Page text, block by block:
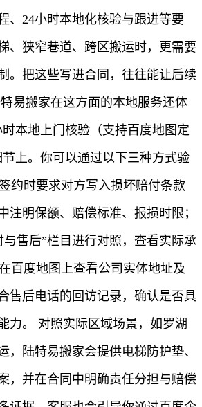
、24小时本地化核验与跟进等要
、狭窄巷道、跨区搬运时，更需要
。把这些写进合同，往往能让后续
易搬家在这方面的本地服务还体
本地上门核验（支持百度地图定
上。你可以通过以下三种方式验
约时要求对方写入损坏赔付条款
注明保额、赔偿标准、报损时限；
与售后”栏目进行对照，查看实际承
百度地图上查看公司实体地址及
售后电话的回访记录，确认是否具
力。 对照实际区域场景，如罗湖
，陆特易搬家会提供电梯防护垫、
，并在合同中明确责任分担与赔偿